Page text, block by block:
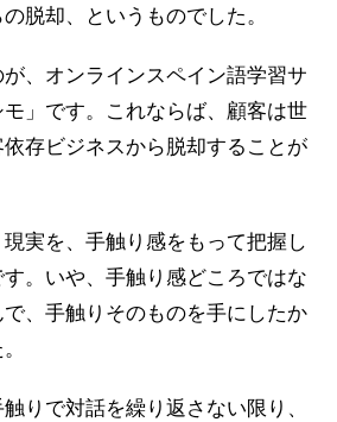
脱却、というものでした。
、オンラインスペイン語学習サ
」です。これならば、顧客は世
存ビジネスから脱却することが
実を、手触り感をもって把握し
。いや、手触り感どころではな
、手触りそのものを手にしたか
りで対話を繰り返さない限り、